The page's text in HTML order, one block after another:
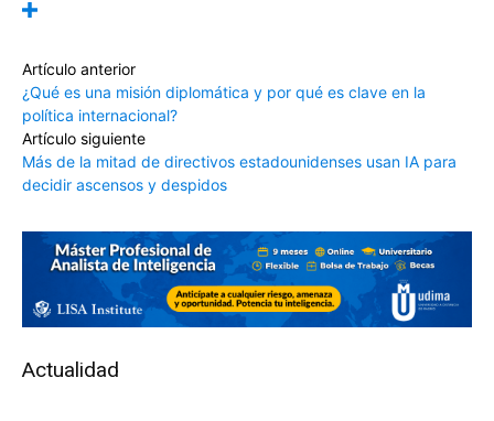
Artículo anterior
¿Qué es una misión diplomática y por qué es clave en la
política internacional?
Artículo siguiente
Más de la mitad de directivos estadounidenses usan IA para
decidir ascensos y despidos
Actualidad